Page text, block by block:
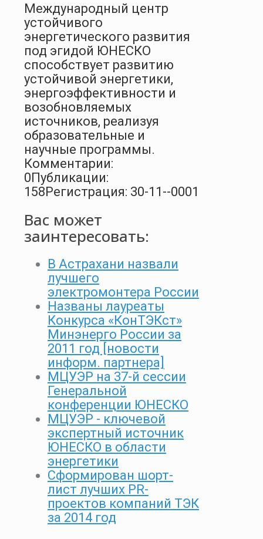
Международный центр
устойчивого
энергетического развития
под эгидой ЮНЕСКО
способствует развитию
устойчивой энергетики,
энергоэффективности и
возобновляемых
источников, реализуя
образовательные и
научные программы.
Комментарии:
0Публикации:
158Регистрация: 30-11--0001
Вас может
заинтересовать:
В Астрахани назвали
лучшего
электромонтера России
Названы лауреаты
Конкурса «КонТЭКст»
Минэнерго России за
2011 год [новости
информ. партнера]
МЦУЭР на 37-й сессии
Генеральной
конференции ЮНЕСКО
МЦУЭР - ключевой
экспертный источник
ЮНЕСКО в области
энергетики
Сформирован шорт-
лист лучших PR-
проектов компаний ТЭК
за 2014 год